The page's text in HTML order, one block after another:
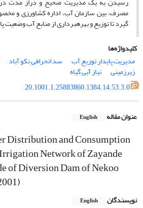
مصرف، بین سازمان آب، اداره کشاورزى و
گیرد تا توزیع و بهره‏بردارى از منابع آب وضعیت
کلیدواژه‌ها
مدیریت پایدار توزیع آب
سد انحرافى نکو آباد
زیرزمینى
نیاز آبى گیاه
20.1001.1.25883860.1384.14.53.3.0
عنوان مقاله English
Distribution and Consumption
Network of Zayande
of Diversion Dam of Nekoo
نویسندگان English